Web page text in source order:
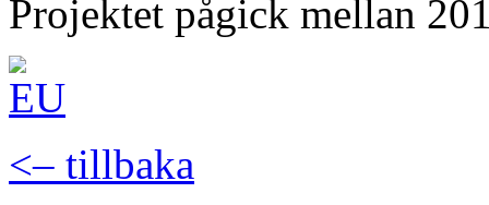
Projektet pågick mellan
<– tillbaka